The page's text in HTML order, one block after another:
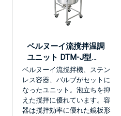
ベルヌーイ流撹拌温調
ユニット DTM-J型
【KU-DTM-J】
ベルヌーイ流撹拌機、ステン
レス容器、バルブがセットに
なったユニット。泡立ちを抑
えた撹拌に優れています。容
器は撹拌効率に優れた鏡板形